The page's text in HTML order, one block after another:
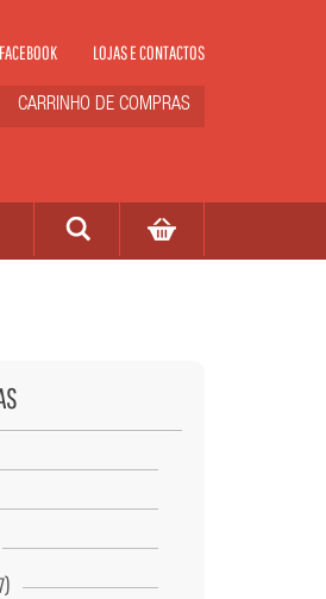
LOJAS E CONTACTOS
FACEBOOK
CARRINHO DE COMPRAS